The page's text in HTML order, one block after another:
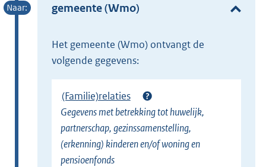
l
e
i
n
k
)
gemeente (Wmo)
het gemeente (Wmo) ontvangt de
volgende gegevens:
(Familie)relaties
Gegevens met betrekking tot huwelijk,
partnerschap, gezinssamenstelling,
(erkenning) kinderen en/of woning en
pensioenfonds